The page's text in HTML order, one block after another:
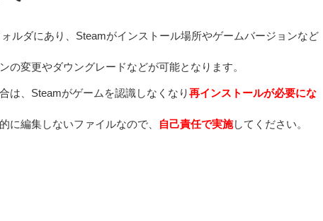
ルダにあり、Steamがインストール場所やゲームバージョンなど
の変更やダウングレードなどが可能となります。
は、Steamがゲームを認識しなくなり 再インストールが必要にな
に編集しないファイルなので、
自己責任で実施してください。